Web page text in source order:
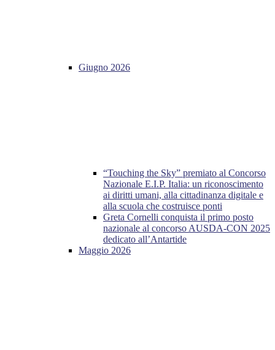
Giugno 2026
“Touching the Sky” premiato al Concorso
Nazionale E.I.P. Italia: un riconoscimento
ai diritti umani, alla cittadinanza digitale e
alla scuola che costruisce ponti
Greta Cornelli conquista il primo posto
nazionale al concorso AUSDA-CON 2025
dedicato all’Antartide
Maggio 2026